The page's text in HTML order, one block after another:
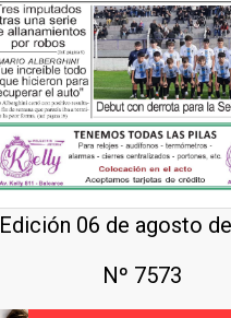
Edición 06 de agosto
Nº 7573